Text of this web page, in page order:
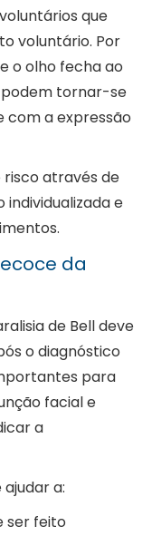
que
voluntário. Por
o olho fecha ao
tornar-se
a expressão
risco através de
e
da
de Bell deve
o diagnóstico
para
facial e
a
a:
ser feito